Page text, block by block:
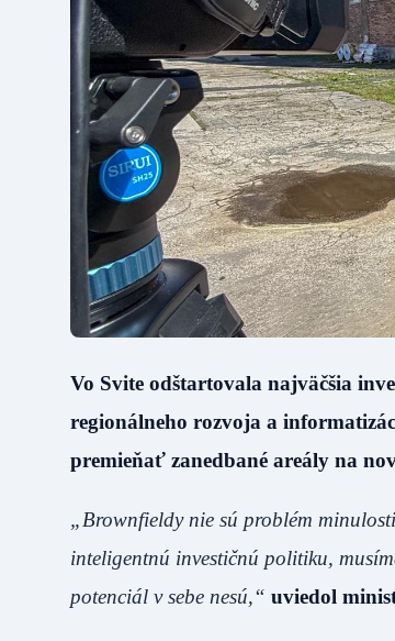
Vo Svite odštartovala najväčšia
regionálneho rozvoja a
premieňať zanedbané areály na
„Brownfieldy nie sú problém
inteligentnú investičnú politiku,
potenciál v sebe nesú,“ uviedol